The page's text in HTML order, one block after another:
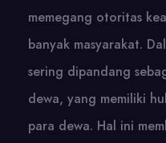
memegang otoritas
banyak masyarakat.
sering dipandang
dewa, yang memiliki
para dewa. Hal ini